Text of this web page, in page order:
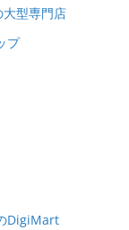
型専門店
プ
DigiMart